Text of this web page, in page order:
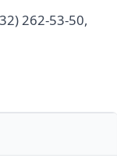
262-53-50,